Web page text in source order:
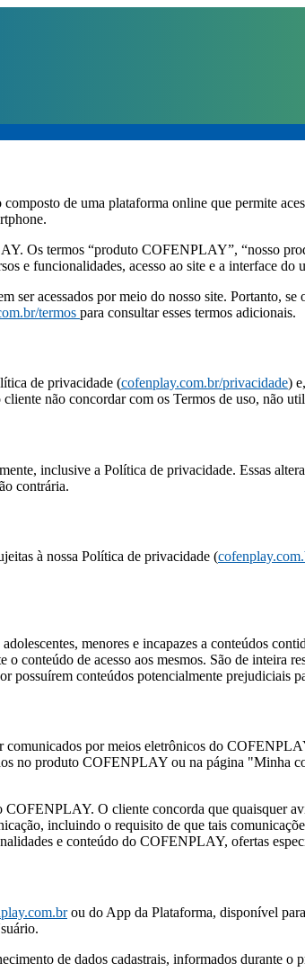
de uma plataforma online que permite
Os termos “produto COFENPLAY”, “nosso
e funcionalidades, acesso ao site e a interface
ser acessados por meio do nosso site. Portanto,
termos para consultar esses termos adicionais.
de privacidade (cofenplay.com.br/privacidade)
cliente não concordar com os Termos de uso, não
inclusive a Política de privacidade. Essas
contrária.
à nossa Política de privacidade (
menores e incapazes a conteúdos
de acesso aos mesmos. São de inteira
possuírem conteúdos potencialmente prejudiciais
por meios eletrônicos do
no produto COFENPLAY ou na página "Minha
O cliente concorda que quaisquer
incluindo o requisito de que tais
e conteúdo do COFENPLAY, ofertas
ou do App da Plataforma, disponível
de dados cadastrais, informados durante